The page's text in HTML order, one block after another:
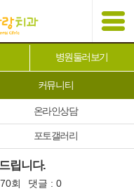
병원둘러보기
커뮤니티
온라인상담
포토갤러리
립니다.
회 댓글 : 0